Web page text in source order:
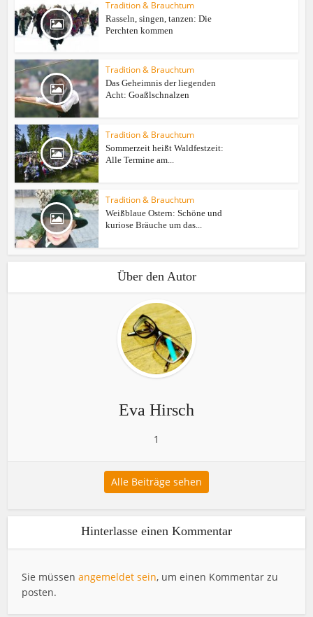
Tradition & Brauchtum
Rasseln, singen, tanzen: Die
Perchten kommen
Tradition & Brauchtum
Das Geheimnis der liegenden
Acht: Goaßlschnalzen
Tradition & Brauchtum
Sommerzeit heißt Waldfestzeit:
Alle Termine am...
Tradition & Brauchtum
Weißblaue Ostern: Schöne und
kuriose Bräuche um das...
Über den Autor
Eva Hirsch
1
Alle Beiträge sehen
Hinterlasse einen Kommentar
Sie müssenangemeldet sein, um einen Kommentar zu
posten.